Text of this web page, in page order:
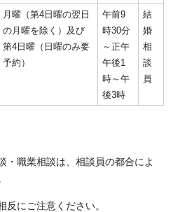
月曜（第4日曜の翌日
の月曜を除く）及び
第4日曜（日曜のみ要
予約）
午前9
時30分
～正午
午後1
時～午
後3時
結
婚
相
談
員
・職業相談は、相談員の都合によ
反にご注意ください。